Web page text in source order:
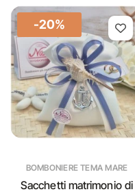
-20%
BOMBONIERE TEMA MARE
Sacchetti matrimonio di